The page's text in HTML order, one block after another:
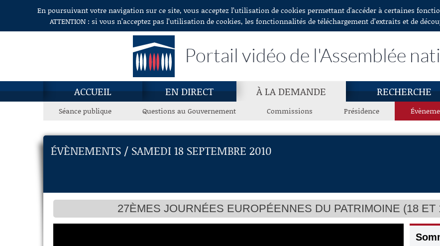
Aller au contenuEn poursuivant votre navigation sur ce site, vous acceptez l’utilisation de cookies permettant d'accéder à certaines
ATTENTION : si vous n’acceptez pas l’utilisation de cookies, les fonctionnalités de téléchargement d’extraits et de
Portail vidéo de l'Assemblée
ACCUEIL EN DIRECT À LA DEMANDE RECHERCHE
Séance publique Questions au Gouvernement Commissions Présidence
ÉVÈNEMENTS / SAMEDI 18 SEPTEMBRE 2010
27ÈMES JOURNÉES EUROPÉENNES DU PATRIMOINE (18